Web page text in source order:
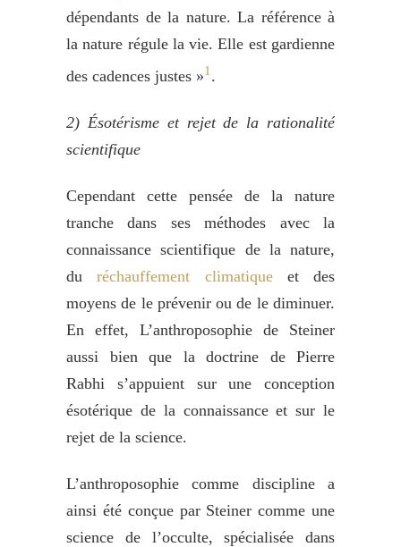
dépendants de la nature. La référence à
la nature régule la vie. Elle est gardienne
des cadences justes »1 .
2) Ésotérisme et rejet de la rationalité
scientifique
Cependant cette pensée de la nature
tranche dans ses méthodes avec la
connaissance scientifique de la nature,
duréchauffement climatiqueet des
moyens de le prévenir ou de le diminuer.
En effet, L’anthroposophie de Steiner
aussi bien que la doctrine de Pierre
Rabhi s’appuient sur une conception
ésotérique de la connaissance et sur le
rejet de la science.
L’anthroposophie comme discipline a
ainsi été conçue par Steiner comme une
science de l’occulte, spécialisée dans